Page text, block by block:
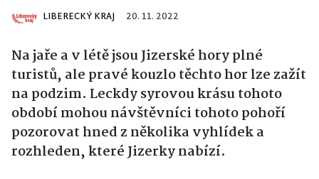
LIBERECKÝ KRAJ 20. 11. 2022
Na jaře a v létě jsou Jizerské hory plné
turistů, ale pravé kouzlo těchto hor lze zažít
na podzim. Leckdy syrovou krásu tohoto
období mohou návštěvníci tohoto pohoří
pozorovat hned z několika vyhlídek a
rozhleden, které Jizerky nabízí.